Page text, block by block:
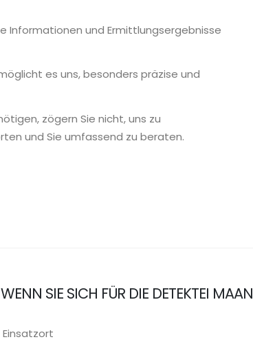
Informationen und Ermittlungsergebnisse
es uns, besonders präzise und
zögern Sie nicht, uns zu
und Sie umfassend zu beraten.
WENN SIE SICH FÜR DIE DETEKTEI MAAN